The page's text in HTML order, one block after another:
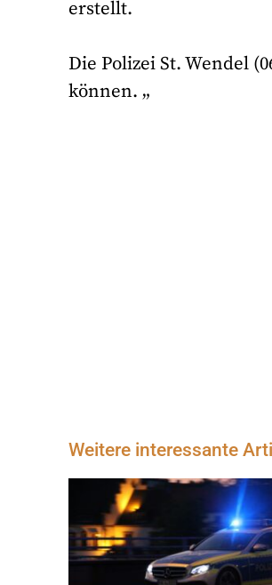
erstellt.
Die Polizei St. Wendel
können. „
Weitere interessante